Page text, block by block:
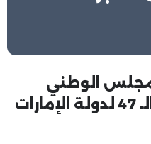
الوطني
تحتفل باليوم الوطني الـ 47 لدولة الإمارات